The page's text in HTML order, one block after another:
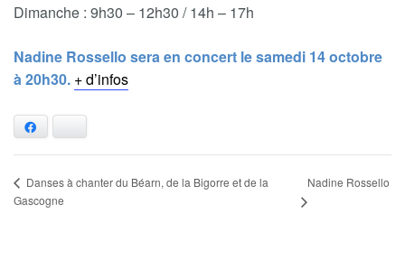
Dimanche : 9h30 – 12h30 / 14h – 17h
Nadine Rossello sera en concert le samedi 14 octobre
à 20h30. + d’infos
Danses à chanter du Béarn, de la Bigorre et de la
Gascogne
Nadine Rossello